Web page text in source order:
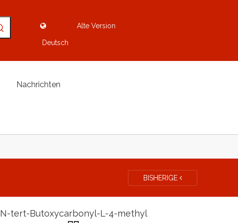
Deutsch
Alte Version
Nachrichten
BISHERIGE
N-tert-Butoxycarbonyl-L-4-methyl